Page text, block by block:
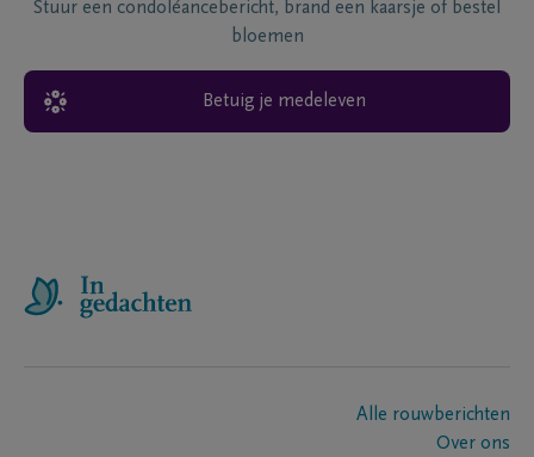
Stuur een condoléancebericht, brand een kaarsje of bestel
bloemen
Betuig je medeleven
Alle rouwberichten
Over ons